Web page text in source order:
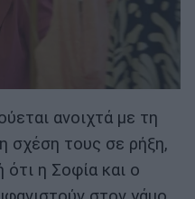
ανοιχτά με τη
σχέση τους σε ρήξη,
η Σοφία και ο